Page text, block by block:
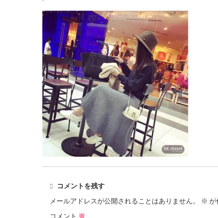
コメントを残す
メールアドレスが公開されることはありません。
※ が
コメント ※